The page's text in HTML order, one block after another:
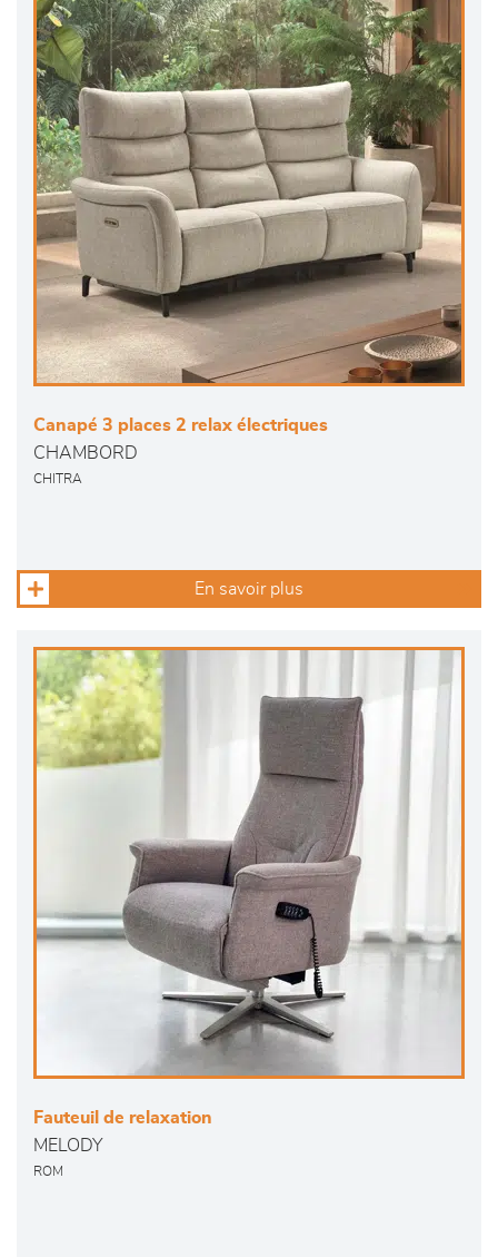
Canapé 3 places 2 relax électriques
CHAMBORD
CHITRA
En savoir plus
Fauteuil de relaxation
MELODY
ROM